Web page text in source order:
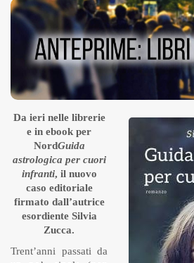
Da ieri nelle librerie
e in ebook per
NordGuida
astrologica per cuori
infranti, il nuovo
caso editoriale
firmato dall’autrice
esordiente Silvia
Zucca.
Trent’anni passati da